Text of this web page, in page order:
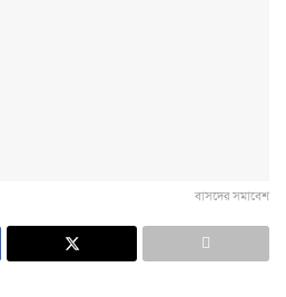
বাসদের সমাবেশ